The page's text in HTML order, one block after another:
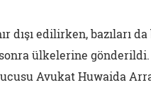
dışı edilirken, bazıları
ülkelerine
Avukat Huwaida